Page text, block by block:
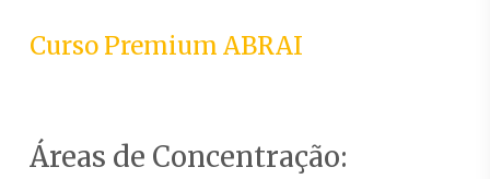
Curso Premium ABRAI
Áreas de Concentração: